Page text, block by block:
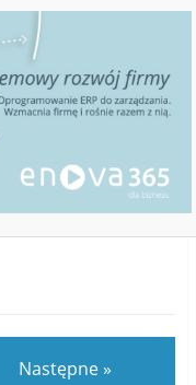
Następne »